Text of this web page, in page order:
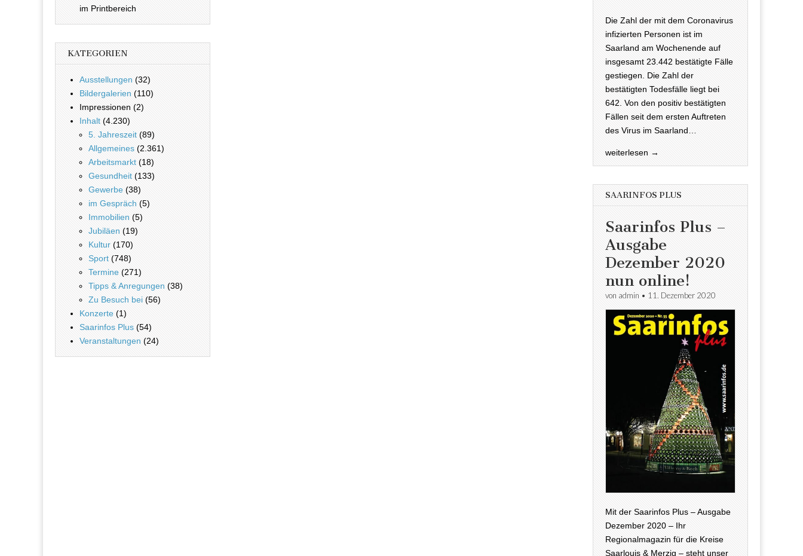
im Printbereich
KATEGORIEN
Ausstellungen (32)
Bildergalerien (110)
Impressionen (2)
Inhalt (4.230)
5. Jahreszeit (89)
Allgemeines (2.361)
Arbeitsmarkt (18)
Gesundheit (133)
Gewerbe (38)
im Gespräch (5)
Immobilien (5)
Jubiläen (19)
Kultur (170)
Sport (748)
Termine (271)
Tipps & Anregungen (38)
Zu Besuch bei (56)
Konzerte (1)
Saarinfos Plus (54)
Veranstaltungen (24)
Die Zahl der mit dem Coronavirus
infizierten Personen ist im
Saarland am Wochenende auf
insgesamt 23.442 bestätigte Fälle
gestiegen. Die Zahl der
bestätigten Todesfälle liegt bei
642. Von den positiv bestätigten
Fällen seit dem ersten Auftreten
des Virus im Saarland…
weiterlesen →
SAARINFOS PLUS
Saarinfos Plus –
Ausgabe
Dezember 2020
nun online!
von admin • 11. Dezember 2020
Mit der Saarinfos Plus – Ausgabe
Dezember 2020 – Ihr
Regionalmagazin für die Kreise
Saarlouis & Merzig – steht unser